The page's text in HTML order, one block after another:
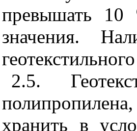
превышать 10
значения.
2.5.
хранить в